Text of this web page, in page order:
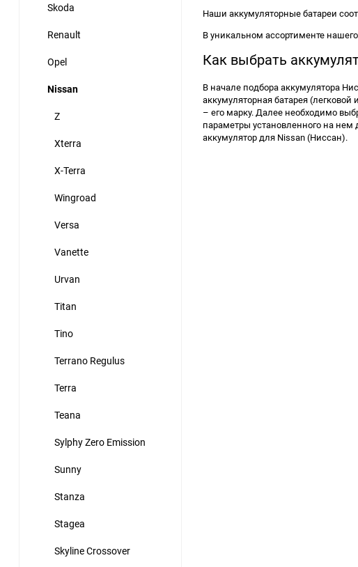
Skoda
Renault
Opel
Nissan
Z
Xterra
X-Terra
Wingroad
Versa
Vanette
Urvan
Titan
Tino
Terrano Regulus
Terra
Teana
Sylphy Zero Emission
Sunny
Stanza
Stagea
Skyline Crossover
Наши аккумуляторные батареи
В уникальном ассортименте
Как выбрать
В начале подбора аккумулятора
аккумуляторная батарея
– его марку. Далее необходимо
параметры установленного на нем
аккумулятор для Nissan (Ниссан).